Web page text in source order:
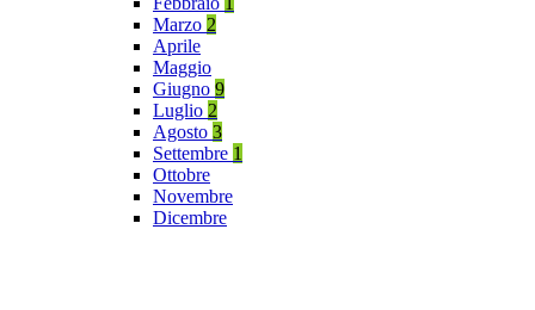
Marzo 2
Aprile
Maggio
Giugno 9
Luglio 2
Agosto 3
Settembre 1
Ottobre
Novembre
Dicembre